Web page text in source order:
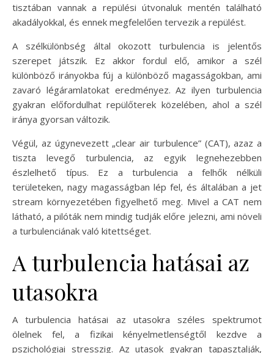
tisztában vannak a repülési útvonaluk mentén található
akadályokkal, és ennek megfelelően tervezik a repülést.
A szélkülönbség által okozott turbulencia is jelentős
szerepet játszik. Ez akkor fordul elő, amikor a szél
különböző irányokba fúj a különböző magasságokban, ami
zavaró légáramlatokat eredményez. Az ilyen turbulencia
gyakran előfordulhat repülőterek közelében, ahol a szél
iránya gyorsan változik.
Végül, az úgynevezett „clear air turbulence” (CAT), azaz a
tiszta levegő turbulencia, az egyik legnehezebben
észlelhető típus. Ez a turbulencia a felhők nélküli
területeken, nagy magasságban lép fel, és általában a jet
stream környezetében figyelhető meg. Mivel a CAT nem
látható, a pilóták nem mindig tudják előre jelezni, ami növeli
a turbulenciának való kitettséget.
A turbulencia hatásai az
utasokra
A turbulencia hatásai az utasokra széles spektrumot
ölelnek fel, a fizikai kényelmetlenségtől kezdve a
pszichológiai stresszig. Az utasok gyakran tapasztalják,